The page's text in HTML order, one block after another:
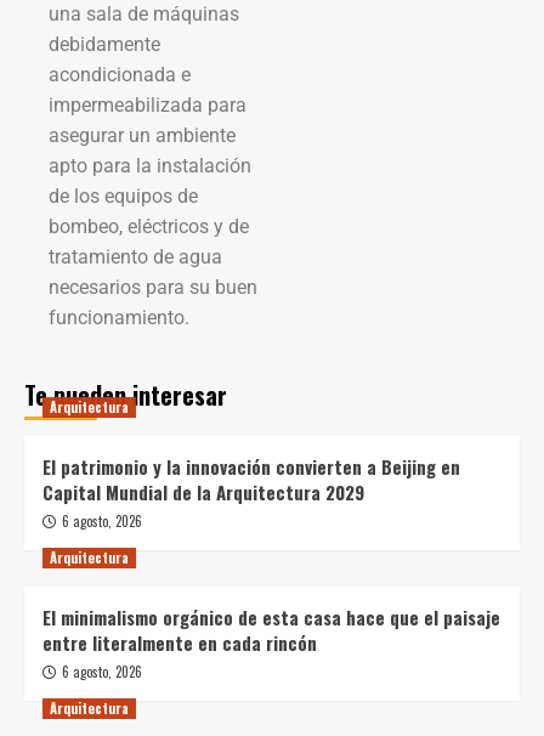
una sala de máquinas
debidamente
acondicionada e
impermeabilizada para
asegurar un ambiente
apto para la instalación
de los equipos de
bombeo, eléctricos y de
tratamiento de agua
necesarios para su buen
funcionamiento.
Te pueden interesar
Arquitectura
El patrimonio y la innovación convierten a Beijing en
Capital Mundial de la Arquitectura 2029
6 agosto, 2026
Arquitectura
El minimalismo orgánico de esta casa hace que el paisaje
entre literalmente en cada rincón
6 agosto, 2026
Arquitectura